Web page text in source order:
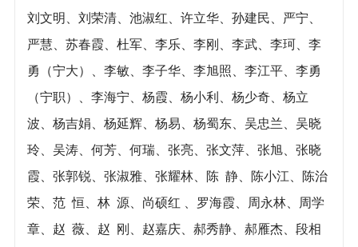
刘文明、刘荣清、池淑红、许立华、孙建民、严宁、
严慧、苏春霞、杜军、李乐、李刚、李武、李珂、李
勇（宁大）、李敏、李子华、李旭照、李江平、李勇
（宁职）、李海宁、杨霞、杨小利、杨少奇、杨立
波、杨吉娟、杨延辉、杨易、杨蜀东、吴忠兰、吴晓
玲、吴涛、何芳、何瑞、张亮、张文萍、张旭、张晓
霞、张郭锐、张淑雅、张耀林、陈 静、陈小江、陈治
荣、范 恒、林 源、尚硕红 、罗海霞、周永林、周学
章、赵 薇、赵 刚、赵嘉庆、郝秀静、郝雁杰、段相